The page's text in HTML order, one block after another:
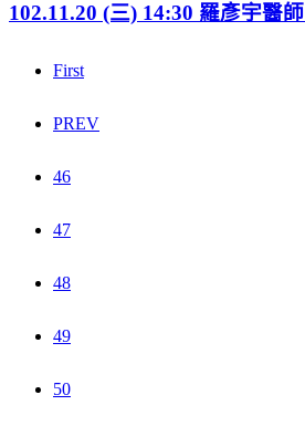
102.11.20 (三) 14:30 羅彥宇醫
First
PREV
46
47
48
49
50